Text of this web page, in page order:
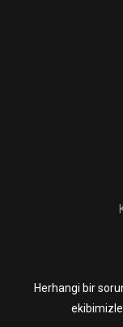
Herhangi bir